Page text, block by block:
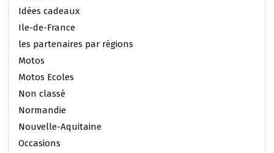
Idées cadeaux
Ile-de-France
les partenaires par régions
Motos
Motos Ecoles
Non classé
Normandie
Nouvelle-Aquitaine
Occasions